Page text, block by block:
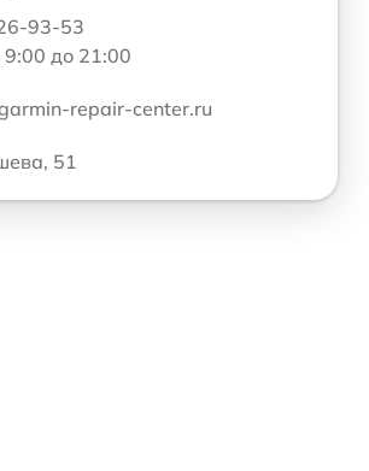
93-53
до 21:00
repair-center.ru
51